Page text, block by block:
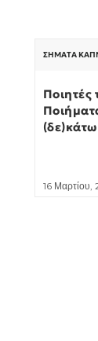
ΣΉΜΑΤΑ
Ποιητές
16 Μαρτίου,